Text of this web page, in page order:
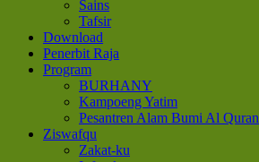
Sains
Tafsir
Download
Penerbit Raja
Program
BURHANY
Kampoeng Yatim
Pesantren Alam Bumi Al Quran
Ziswafqu
Zakat-ku